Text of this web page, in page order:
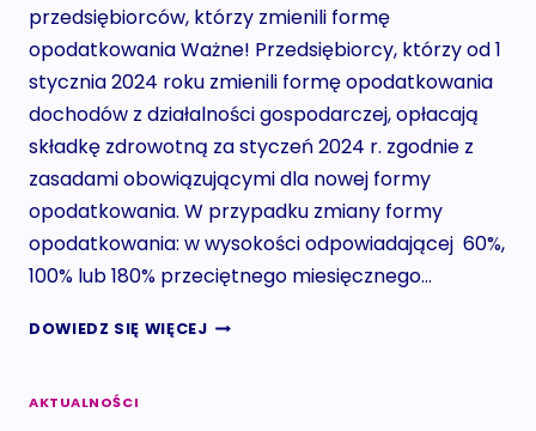
przedsiębiorców, którzy zmienili formę
opodatkowania Ważne! Przedsiębiorcy, którzy od 1
stycznia 2024 roku zmienili formę opodatkowania
dochodów z działalności gospodarczej, opłacają
składkę zdrowotną za styczeń 2024 r. zgodnie z
zasadami obowiązującymi dla nowej formy
opodatkowania. W przypadku zmiany formy
opodatkowania: w wysokości odpowiadającej 60%,
100% lub 180% przeciętnego miesięcznego…
DOWIEDZ SIĘ WIĘCEJSKŁADKA
AKTUALNOŚCI